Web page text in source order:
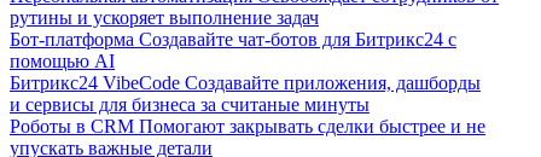
рутины и ускоряет выполнение задач
Бот-платформа Создавайте чат-ботов для Битрикс24 с
помощью AI
Битрикс24 VibeCode Создавайте приложения, дашборды
и сервисы для бизнеса за считаные минуты
Роботы в CRM Помогают закрывать сделки быстрее и не
упускать важные детали